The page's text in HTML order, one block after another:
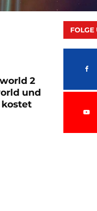
2
und
kostet
FOLGE